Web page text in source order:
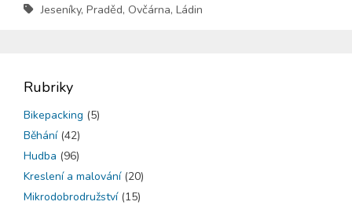
Jeseníky, Praděd, Ovčárna, Ládin
Rubriky
Bikepacking (5)
Běhání(42)
Hudba (96)
Kreslení a malování(20)
Mikrodobrodružství(15)